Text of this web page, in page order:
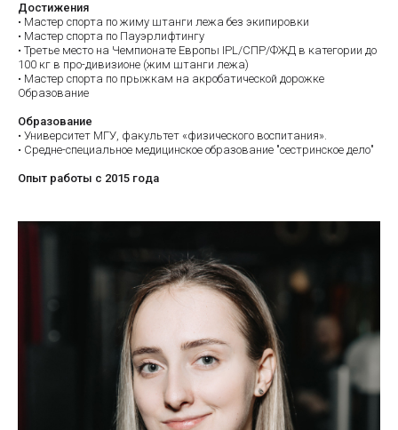
Достижения
• Мастер спорта по жиму штанги лежа без экипировки
• Мастер спорта по Пауэрлифтингу
• Третье место на Чемпионате Европы IPL/СПР/ФЖД в категории до
100 кг в про-дивизионе (жим штанги лежа)
• Мастер спорта по прыжкам на акробатической дорожке
Образование
Образование
• Университет МГУ, факультет «физического воспитания».
• Средне-специальное медицинское образование "сестринское дело"
Опыт работы с 2015 года